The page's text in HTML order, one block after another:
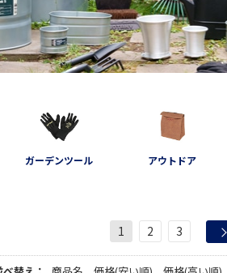
ガーデンツール アウトドア
1 2 3